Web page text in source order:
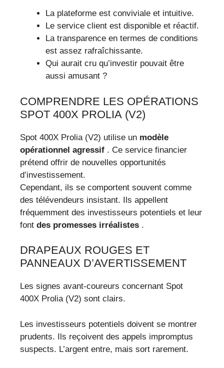
La plateforme est conviviale et intuitive.
Le service client est disponible et réactif.
La transparence en termes de conditions
est assez rafraîchissante.
Qui aurait cru qu’investir pouvait être
aussi amusant ?
COMPRENDRE LES OPÉRATIONS
SPOT 400X PROLIA (V2)
Spot 400X Prolia (V2) utilise un modèle
opérationnel agressif . Ce service financier
prétend offrir de nouvelles opportunités
d’investissement.
Cependant, ils se comportent souvent comme
des télévendeurs insistant. Ils appellent
fréquemment des investisseurs potentiels et leur
font des promesses irréalistes .
DRAPEAUX ROUGES ET
PANNEAUX D’AVERTISSEMENT
Les signes avant-coureurs concernant Spot
400X Prolia (V2) sont clairs.
Les investisseurs potentiels doivent se montrer
prudents. Ils reçoivent des appels impromptus
suspects. L’argent entre, mais sort rarement.